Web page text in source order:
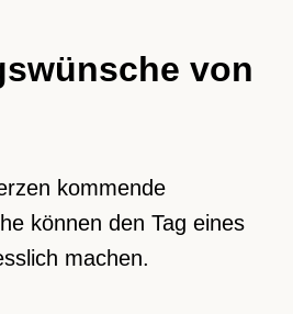
von
kommende
können den Tag eines
machen.